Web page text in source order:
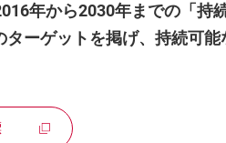
年から2030年までの「持
ーゲットを掲げ、持続可